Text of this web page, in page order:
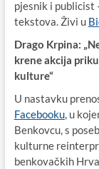
pjesnik i publicist
tekstova. Živi u
Drago Krpina:
krene akcija
kulture“
U nastavku
Facebooku, u
Benkovcu, s
kulturne
benkovačkih